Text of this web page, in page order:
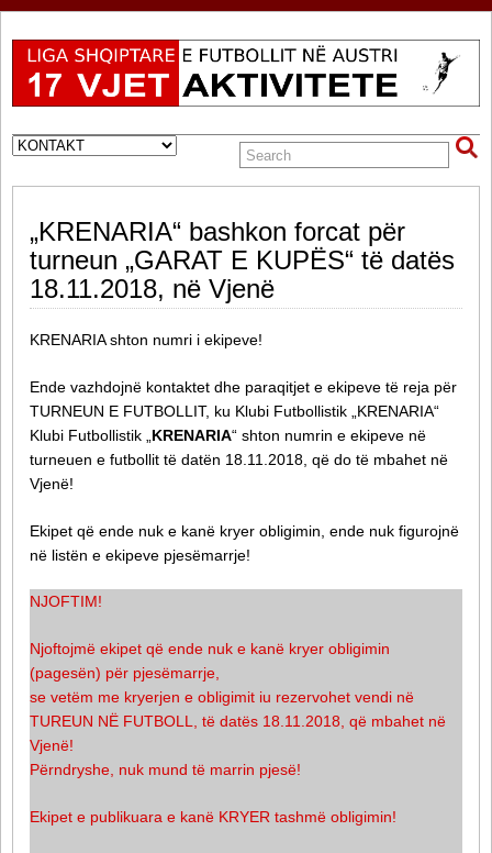
„KRENARIA“ bashkon forcat për
turneun „GARAT E KUPËS“ të datës
18.11.2018, në Vjenë
KRENARIA shton numri i ekipeve!
Ende vazhdojnë kontaktet dhe paraqitjet e ekipeve të reja për
TURNEUN E FUTBOLLIT, ku Klubi Futbollistik „KRENARIA“
Klubi Futbollistik „ KRENARIA“ shton numrin e ekipeve në
turneuen e futbollit të datën 18.11.2018, që do të mbahet në
Vjenë!
Ekipet që ende nuk e kanë kryer obligimin, ende nuk figurojnë
në listën e ekipeve pjesëmarrje!
NJOFTIM!
Njoftojmë ekipet që ende nuk e kanë kryer obligimin
(pagesën) për pjesëmarrje,
se vetëm me kryerjen e obligimit iu rezervohet vendi në
TUREUN NË FUTBOLL, të datës 18.11.2018, që mbahet në
Vjenë!
Përndryshe, nuk mund të marrin pjesë!
Ekipet e publikuara e kanë KRYER tashmë obligimin!